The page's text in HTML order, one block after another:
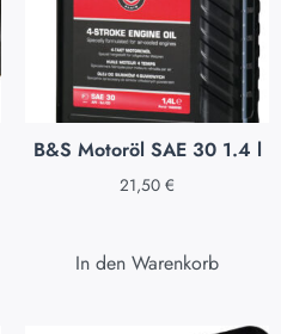
B&S Motoröl SAE 30 1.4 l
21,50 €
In den Warenkorb